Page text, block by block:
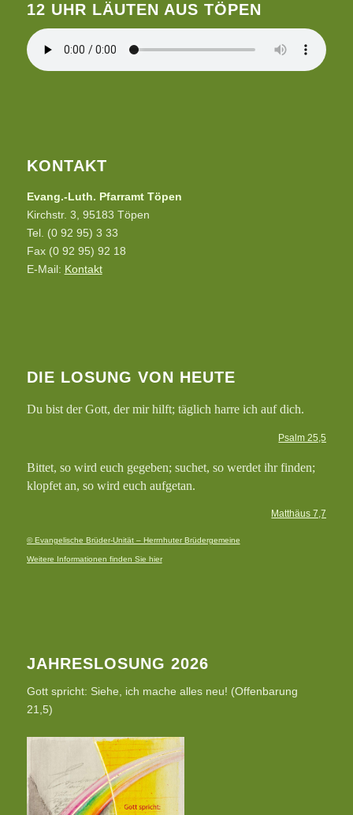
12 UHR LÄUTEN AUS TÖPEN
KONTAKT
Evang.-Luth. Pfarramt Töpen
Kirchstr. 3, 95183 Töpen
Tel. (0 92 95) 3 33
Fax (0 92 95) 92 18
E-Mail: Kontakt
DIE LOSUNG VON HEUTE
Du bist der Gott, der mir hilft; täglich harre ich auf dich.
Psalm 25,5
Bittet, so wird euch gegeben; suchet, so werdet ihr finden;
klopfet an, so wird euch aufgetan.
Matthäus 7,7
© Evangelische Brüder-Unität – Herrnhuter Brüdergemeine
Weitere Informationen finden Sie hier
JAHRESLOSUNG 2026
Gott spricht: Siehe, ich mache alles neu! (Offenbarung
21,5)